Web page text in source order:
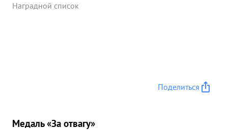
Наградной список
Поделиться
Медаль «За отвагу»